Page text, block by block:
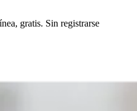
gratis. Sin registrarse